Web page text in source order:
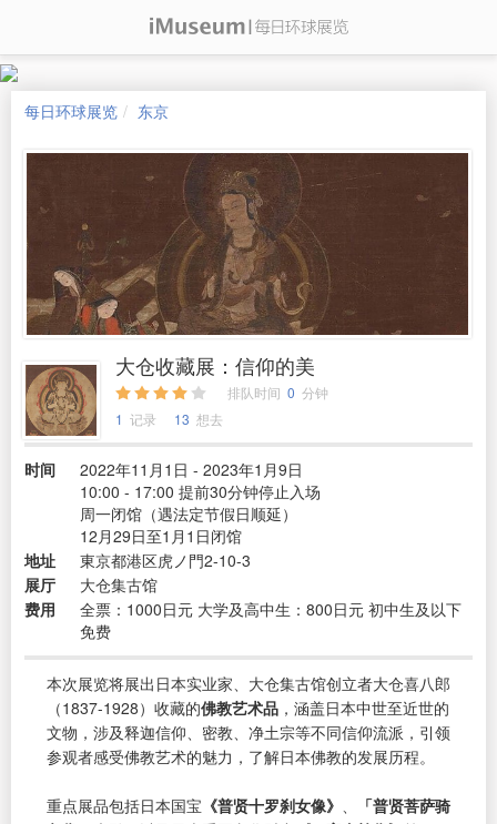
每日环球展览 东京
大仓收藏展：信仰的美
排队时间 0 分钟
1 记录 13 想去
时间
2022年11月1日 - 2023年1月9日
10:00 - 17:00 提前30分钟停止入场
周一闭馆（遇法定节假日顺延）
12月29日至1月1日闭馆
地址
東京都港区虎ノ門2-10-3
展厅
大仓集古馆
费用
全票：1000日元 大学及高中生：800日元 初中生及以下
免费
本次展览将展出日本实业家、大仓集古馆创立者大仓喜八郎
（1837-1928）收藏的佛教艺术品 ，涵盖日本中世至近世的
文物，涉及释迦信仰、密教、净土宗等不同信仰流派，引领
参观者感受佛教艺术的魅力，了解日本佛教的发展历程。
重点展品包括日本国宝 《普贤十罗刹女像》
「普贤菩萨骑